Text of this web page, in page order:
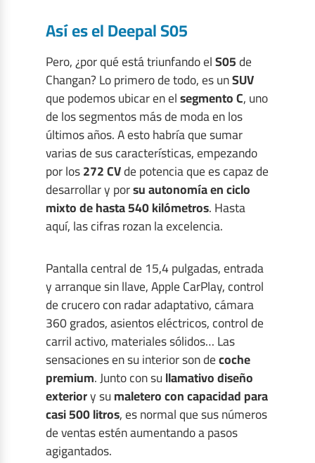
Así es el Deepal S05
Pero, ¿por qué está triunfando elS05de
Changan? Lo primero de todo, es unSUV
que podemos ubicar en elsegmento C, uno
de los segmentos más de moda en los
últimos años. A esto habría que sumar
varias de sus características, empezando
por los272 CVde potencia que es capaz de
desarrollar y porsu autonomía en ciclo
mixto de hasta 540 kilómetros. Hasta
aquí, las cifras rozan la excelencia.
Pantalla central de 15,4 pulgadas, entrada
y arranque sin llave, Apple CarPlay, control
de crucero con radar adaptativo, cámara
360 grados, asientos eléctricos, control de
carril activo, materiales sólidos… Las
sensaciones en su interior son decoche
premium. Junto con sullamativo diseño
exteriory sumaletero con capacidad para
casi 500 litros, es normal que sus números
de ventas estén aumentando a pasos
agigantados.